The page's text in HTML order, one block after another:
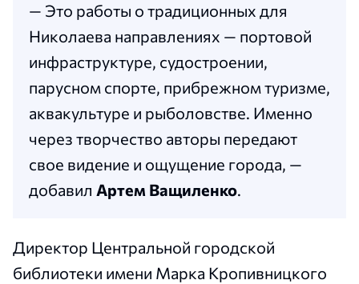
— Это работы о традиционных для
Николаева направлениях — портовой
инфраструктуре, судостроении,
парусном спорте, прибрежном туризме,
аквакультуре и рыболовстве. Именно
через творчество авторы передают
свое видение и ощущение города, —
добавил Артем Ващиленко.
Директор Центральной городской
библиотеки имени Марка Кропивницкого